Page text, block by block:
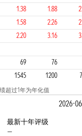
1.38 1.88
1.58 2.26
2.20 3.16
4 4
69
76
1545 1200
超过1年为年化值
2026-06
最新十年评级
—